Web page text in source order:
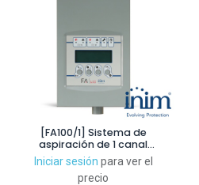
[FA100/1] Sistema de
aspiración de 1 canal
basado en la tecnología de
doble luz
Iniciar sesión para ver el
precio